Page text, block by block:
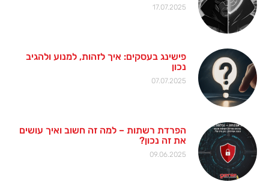
17.07.2025
פישינג בעסקים: איך לזהות, למנוע ולהגיב
נכון
07.07.2025
הפרדת רשתות – למה זה חשוב ואיך עושים
את זה נכון?
09.06.2025